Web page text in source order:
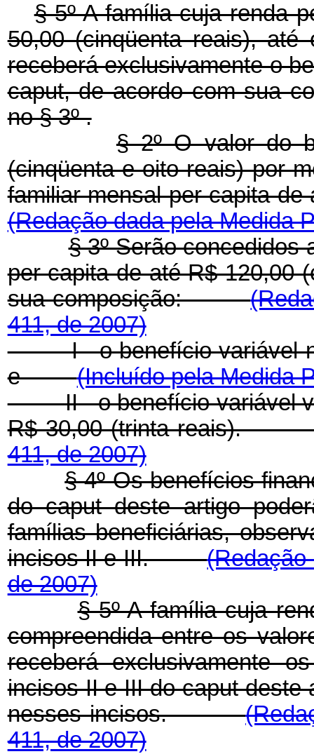
§ 5º A família cuja renda
50,00 (cinqüenta reais),
receberá exclusivamente o
caput, de acordo com sua
no § 3º .
§ 2º O valor do
(cinqüenta e oito reais) por
familiar mensal per capita
(Redação dada pela Medida
§ 3º Serão concedidos
per capita de até R$ 120,00
sua composição:
411, de 2007)
I - o benefício variável
e(Incluído pela Medida
II - o benefício variável
R$ 30,00 (trinta
411, de 2007)
§ 4º Os benefícios
do caput deste artigo
famílias beneficiárias,
incisos II e III.(Redação
de 2007)
§ 5º A família cuja
compreendida entre os
receberá exclusivamente
incisos II e III do caput deste
nesses incisos.
411, de 2007)